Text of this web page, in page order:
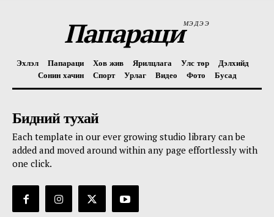
ПапарациМЭДЭЭ
Эхлэл Папараци Хов жив Ярилцлага Улс төр
Дэлхийд
Сонин хачин
Спорт Урлаг Видео Фото Бусад
Бидний тухай
Each template in our ever growing studio library can be
added and moved around within any page effortlessly with
one click.